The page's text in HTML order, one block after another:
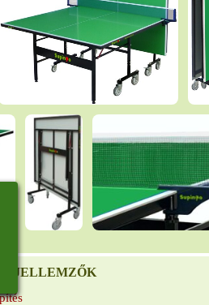
JELLEMZŐK